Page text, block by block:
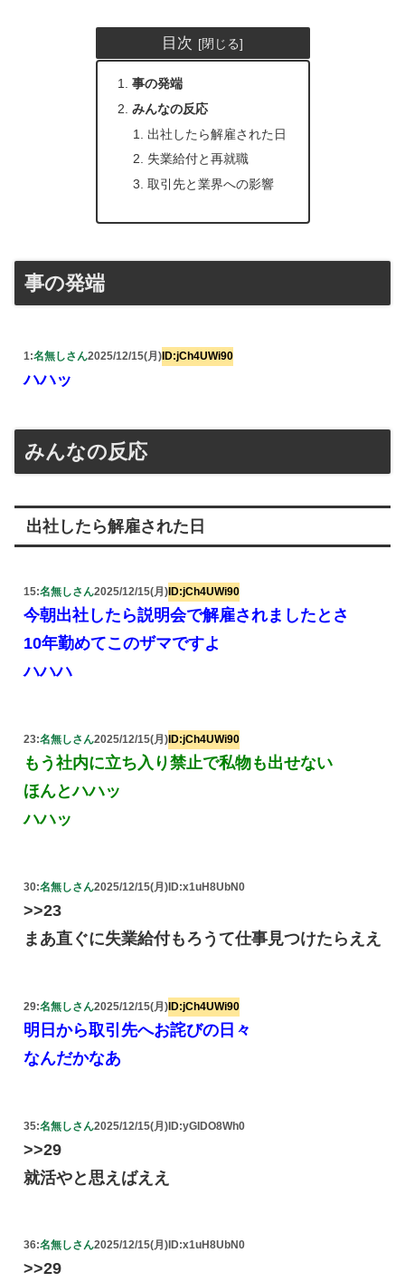
目次
事の発端
みんなの反応
出社したら解雇された日
失業給付と再就職
取引先と業界への影響
事の発端
1:名無しさん2025/12/15(月)ID:jCh4UWi90
ハハッ
みんなの反応
出社したら解雇された日
15:名無しさん2025/12/15(月) ID:jCh4UWi90
今朝出社したら説明会で解雇されましたとさ
10年勤めてこのザマですよ
ハハハ
23:名無しさん2025/12/15(月) ID:jCh4UWi90
もう社内に立ち入り禁止で私物も出せない
ほんとハハッ
ハハッ
30:名無しさん2025/12/15(月) ID:x1uH8UbN0
>>23
まあ直ぐに失業給付もろうて仕事見つけたらええ
29:名無しさん2025/12/15(月)ID:jCh4UWi90
明日から取引先へお詫びの日々
なんだかなあ
35:名無しさん2025/12/15(月)ID:yGIDO8Wh0
>>29
就活やと思えばええ
36:名無しさん2025/12/15(月) ID:x1uH8UbN0
>>29